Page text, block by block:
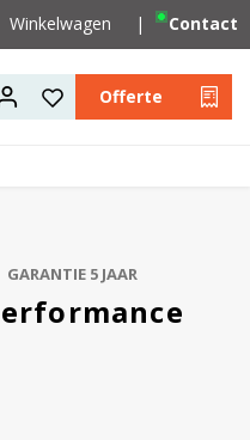
Winkelwagen | Contact
Offerte
GARANTIE 5 JAAR